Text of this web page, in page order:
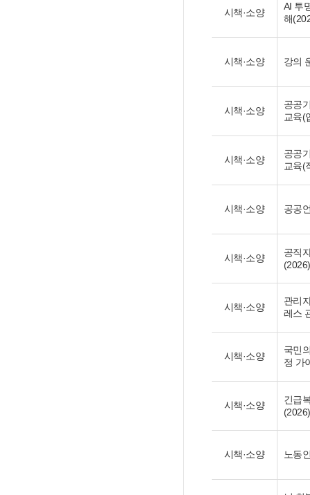
시책·소양
AI 투
해
시책·소양 강의
시책·소양
공공
교육(
시책·소양
공공
교육(
시책·소양 공공
시책·소양
공직
(2026)
시책·소양
관리
레스
시책·소양
국민
정 가
시책·소양
긴급
(2026)
시책·소양 노동